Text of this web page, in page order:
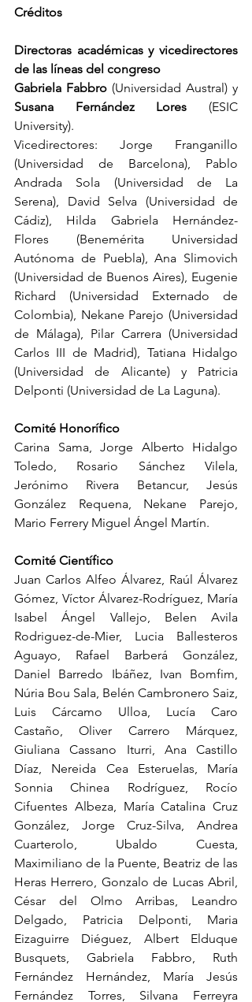
Créditos
Directoras académicas y vicedirectores
de las líneas del congreso
Gabriela Fabbro
Susana Fernández Lores (ESIC
University).
Vicedirectores: Jorge Franganillo
(Universidad de Barcelona), Pablo
Andrada Sola (Universidad de La
Serena), David Selva (Universidad de
Cádiz), Hilda Gabriela Hernández-
Flores (Benemérita Universidad
Autónoma de Puebla), Ana Slimovich
(Universidad de Buenos Aires), Eugenie
Richard (Universidad Externado de
Colombia), Nekane Parejo (Universidad
de Málaga), Pilar Carrera (Universidad
Carlos III de Madrid), Tatiana Hidalgo
(Universidad de Alicante) y Patricia
Delponti (Universidad de La Laguna).
Comité Honorífico
Carina Sama, Jorge Alberto Hidalgo
Toledo, Rosario Sánchez Vilela,
Jerónimo Rivera Betancur, Jesús
González Requena, Nekane Parejo,
Mario Ferrery Miguel Ángel Martín.
Comité Científico
Juan Carlos Alfeo Álvarez, Raúl Álvarez
Gómez, Víctor Álvarez-Rodríguez, María
Isabel Ángel Vallejo, Belen Avila
Rodriguez-de-Mier, Lucia Ballesteros
Aguayo, Rafael Barberá González,
Daniel Barredo Ibáñez, Ivan Bomfim,
Núria Bou Sala, Belén Cambronero Saiz,
Luis Cárcamo Ulloa, Lucía Caro
Castaño, Oliver Carrero Márquez,
Giuliana Cassano Iturri, Ana Castillo
Díaz, Nereida Cea Esteruelas, María
Sonnia Chinea Rodríguez, Rocío
Cifuentes Albeza, María Catalina Cruz
González, Jorge Cruz-Silva, Andrea
Cuarterolo, Ubaldo Cuesta,
Maximiliano de la Puente, Beatriz de las
Heras Herrero, Gonzalo de Lucas Abril,
César del Olmo Arribas, Leandro
Delgado, Patricia Delponti, Maria
Eizaguirre Diéguez, Albert Elduque
Busquets, Gabriela Fabbro, Ruth
Fernández Hernández, María Jesús
Fernández Torres, Silvana Ferreyra